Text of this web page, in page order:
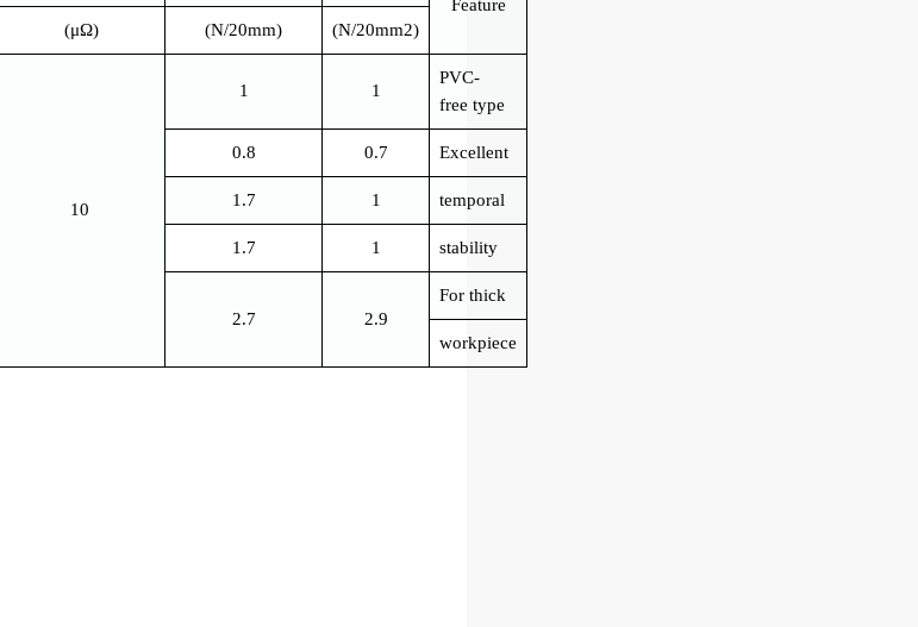
Feature
(μΩ) (N/20mm) (N/20mm2)
10
1 1
PVC-
free type
0.8 0.7 Excellent
1.7 1 temporal
1.7 1 stability
2.7 2.9
For thick
workpiece